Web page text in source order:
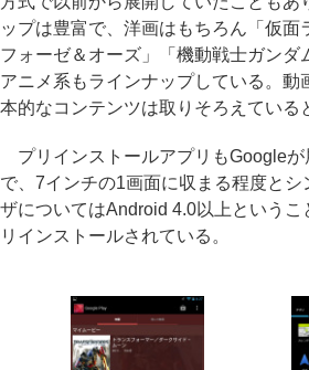
ップは豊富で、洋画はもちろん「仮面
フォーゼ＆オーズ」「機動戦士ガンダ
アニメ系もラインナップしている。動
本的なコンテンツは取りそろえている
プリインストールアプリもGoogleが
で、7インチの1画面に収まる程度とシ
ザについてはAndroid 4.0以上という
リインストールされている。